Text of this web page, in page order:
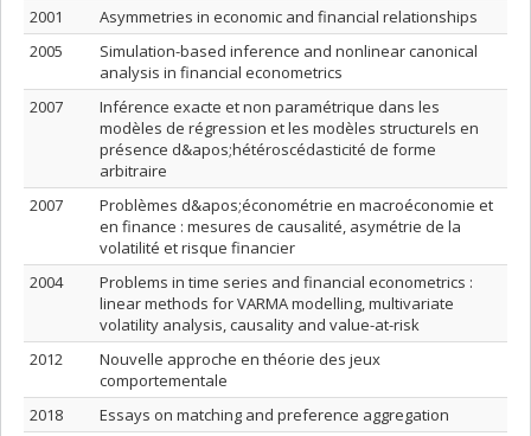
2001
Asymmetries in economic and financial relationships
2005
Simulation-based inference and nonlinear canonical
analysis in financial econometrics
2007
Inférence exacte et non paramétrique dans les
modèles de régression et les modèles structurels en
présence d&apos;hétéroscédasticité de forme
arbitraire
2007
Problèmes d&apos;économétrie en macroéconomie et
en finance : mesures de causalité, asymétrie de la
volatilité et risque financier
2004
Problems in time series and financial econometrics :
linear methods for VARMA modelling, multivariate
volatility analysis, causality and value-at-risk
2012
Nouvelle approche en théorie des jeux
comportementale
2018
Essays on matching and preference aggregation